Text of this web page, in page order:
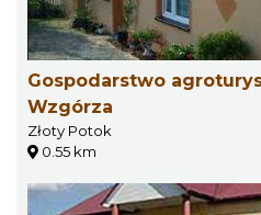
Gospodarstwo
Wzgórza
Złoty Potok
0.55 km